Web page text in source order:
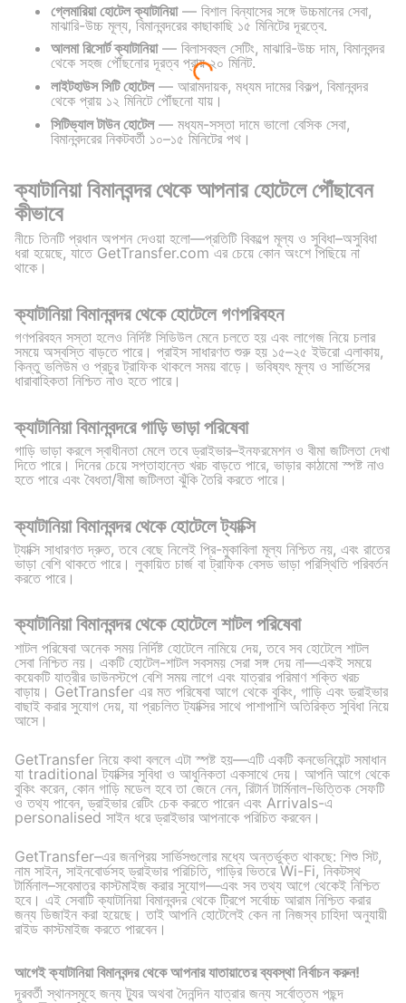
গ্লেমারিয়া হোটেল ক্যাটানিয়া— বিশাল বিন্যাসের সঙ্গে উচ্চমানের সেবা,
মাঝারি-উচ্চ মূল্য, বিমানবন্দরের কাছাকাছি ১৫ মিনিটের দূরত্বে.
আলমা রিসোর্ট ক্যাটানিয়া— বিলাসবহুল সেটিং, মাঝারি-উচ্চ দাম, বিমানবন্দর
থেকে সহজ পৌঁছনোর দূরত্ব প্রায় ২০ মিনিট.
লাইটহাউস সিটি হোটেল— আরামদায়ক, মধ্যম দামের বিকল্প, বিমানবন্দর
থেকে প্রায় ১২ মিনিটে পৌঁছনো যায়।
সিটিভ্যাল টাউন হোটেল— মধ্যম-সস্তা দামে ভালো বেসিক সেবা,
বিমানবন্দরের নিকটবর্তী ১০–১৫ মিনিটের পথ।
ক্যাটানিয়া বিমানবন্দর থেকে আপনার হোটেলে পৌঁছাবেন
কীভাবে
নীচে তিনটি প্রধান অপশন দেওয়া হলো—প্রতিটি বিকল্পে মূল্য ও সুবিধা–অসুবিধা
ধরা হয়েছে, যাতে GetTransfer.com এর চেয়ে কোন অংশে পিছিয়ে না
থাকে।
ক্যাটানিয়া বিমানবন্দর থেকে হোটেলে গণপরিবহন
গণপরিবহন সস্তা হলেও নির্দিষ্ট সিডিউল মেনে চলতে হয় এবং লাগেজ নিয়ে চলার
সময়ে অস্বস্তি বাড়তে পারে। প্রাইস সাধারণত শুরু হয় ১৫–২৫ ইউরো এলাকায়,
কিন্তু ভলিউম ও প্রচুর ট্রাফিক থাকলে সময় বাড়ে। ভবিষ্যৎ মূল্য ও সার্ভিসের
ধারাবাহিকতা নিশ্চিত নাও হতে পারে।
ক্যাটানিয়া বিমানবন্দরে গাড়ি ভাড়া পরিষেবা
গাড়ি ভাড়া করলে স্বাধীনতা মেলে তবে ড্রাইভার–ইনফরমেশন ও বীমা জটিলতা দেখা
দিতে পারে। দিনের চেয়ে সপ্তাহান্তে খরচ বাড়তে পারে, ভাড়ার কাঠামো স্পষ্ট নাও
হতে পারে এবং বৈধতা/বীমা জটিলতা ঝুঁকি তৈরি করতে পারে।
ক্যাটানিয়া বিমানবন্দর থেকে হোটেলে ট্যাক্সি
ট্যাক্সি সাধারণত দ্রুত, তবে বেছে নিলেই প্রি-মুকাবিলা মূল্য নিশ্চিত নয়, এবং রাতের
ভাড়া বেশি থাকতে পারে। লুকায়িত চার্জ বা ট্রাফিক বেসড ভাড়া পরিস্থিতি পরিবর্তন
করতে পারে।
ক্যাটানিয়া বিমানবন্দর থেকে হোটেলে শাটল পরিষেবা
শাটল পরিষেবা অনেক সময় নির্দিষ্ট হোটেলে নামিয়ে দেয়, তবে সব হোটেলে শাটল
সেবা নিশ্চিত নয়। একটি হোটেল-শাটল সবসময় সেরা সঙ্গ দেয় না—একই সময়ে
কয়েকটি যাত্রীর ডাউনস্টপে বেশি সময় লাগে এবং যাত্রার পরিমাণ শক্তি খরচ
বাড়ায়। GetTransfer এর মত পরিষেবা আগে থেকে বুকিং, গাড়ি এবং ড্রাইভার
বাছাই করার সুযোগ দেয়, যা প্রচলিত ট্যাক্সির সাথে পাশাপাশি অতিরিক্ত সুবিধা নিয়ে
আসে।
GetTransfer নিয়ে কথা বললে এটা স্পষ্ট হয়—এটি একটি কনভেনিয়েন্ট সমাধান
যা traditional ট্যাক্সির সুবিধা ও আধুনিকতা একসাথে দেয়। আপনি আগে থেকে
বুকিং করেন, কোন গাড়ি মডেল হবে তা জেনে নেন, রিটার্ন টার্মিনাল-ভিত্তিক সেফটি
ও তথ্য পাবেন, ড্রাইভার রেটিং চেক করতে পারেন এবং Arrivals-এ
personalised সাইন ধরে ড্রাইভার আপনাকে পরিচিত করবেন।
GetTransfer–এর জনপ্রিয় সার্ভিসগুলোর মধ্যে অন্তর্ভুক্ত থাকছে: শিশু সিট,
নাম সাইন, সাইনবোর্ডসহ ড্রাইভার পরিচিতি, গাড়ির ভিতরে Wi-Fi, নিকটস্থ
টার্মিনাল–সবেমাত্র কাস্টমাইজ করার সুযোগ—এবং সব তথ্য আগে থেকেই নিশ্চিত
হবে। এই সেবাটি ক্যাটানিয়া বিমানবন্দর থেকে ট্রিপে সর্বোচ্চ আরাম নিশ্চিত করার
জন্য ডিজাইন করা হয়েছে। তাই আপনি হোটেলেই কেন না নিজস্ব চাহিদা অনুযায়ী
রাইড কাস্টমাইজ করতে পারবেন।
আগেই ক্যাটানিয়া বিমানবন্দর থেকে আপনার যাতায়াতের ব্যবস্থা নির্বাচন করুন!
দূরবর্তী স্থানসমূহে জন্য ট্যুর অথবা দৈনন্দিন যাত্রার জন্য সর্বোত্তম পছন্দ